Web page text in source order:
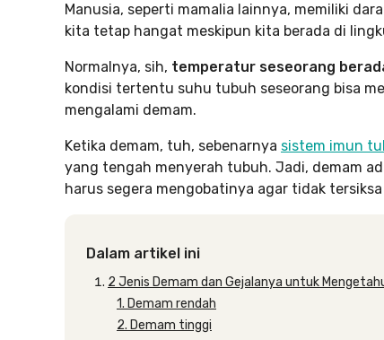
Manusia, seperti mamalia lainnya, memiliki
kita tetap hangat meskipun kita berada di
Normalnya, sih, temperatur seseorang
kondisi tertentu suhu tubuh seseorang bisa
mengalami demam.
Ketika demam, tuh, sebenarnya sistem imun
yang tengah menyerah tubuh. Jadi, demam
harus segera mengobatinya agar tidak
Dalam artikel ini
2 Jenis Demam dan Gejalanya untuk
1. Demam rendah
2. Demam tinggi